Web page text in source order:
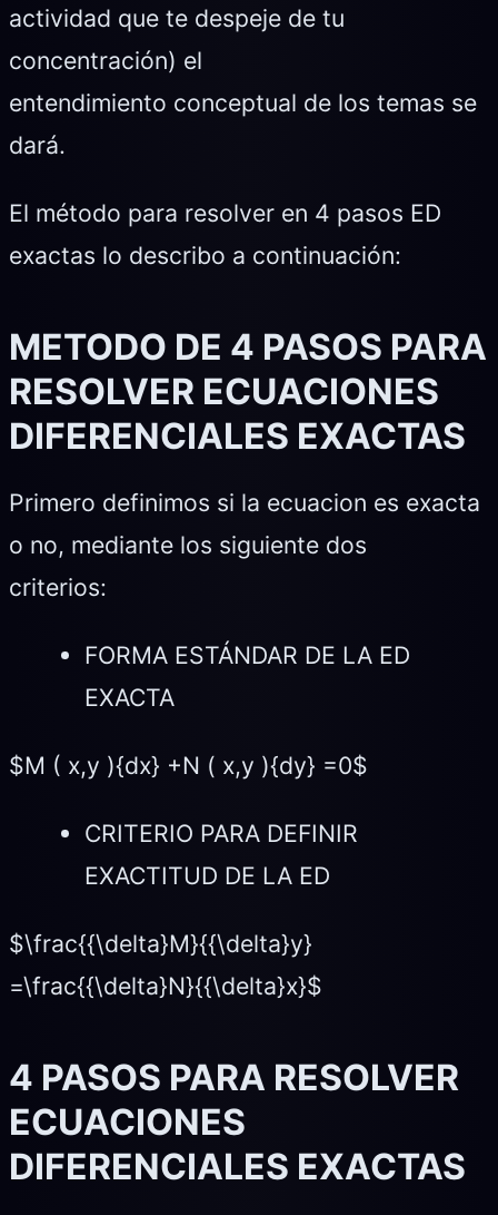
actividad que te despeje de tu
concentración) el
entendimiento conceptual de los temas se
dará.
El método para resolver en 4 pasos ED
exactas lo describo a continuación:
METODO DE 4 PASOS PARA
RESOLVER ECUACIONES
DIFERENCIALES EXACTAS
Primero definimos si la ecuacion es exacta
o no, mediante los siguiente dos
criterios:
FORMA ESTÁNDAR DE LA ED
EXACTA
$M ( x,y ){dx} +N ( x,y ){dy} =0$
CRITERIO PARA DEFINIR
EXACTITUD DE LA ED
$\frac{{\delta}M}{{\delta}y}
=\frac{{\delta}N}{{\delta}x}$
4 PASOS PARA RESOLVER
ECUACIONES
DIFERENCIALES EXACTAS